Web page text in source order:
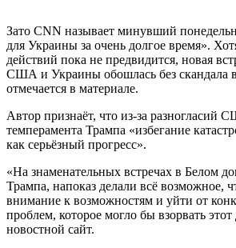
Зато CNN называет минувший
для Украины за очень долгое время».
действий пока не предвидится, новая
США и Украины обошлась без скандала
отмечается в материале.
Автор признаёт, что из-за разногласий
темперамента Трампа «избегание
как серьёзный прогресс».
«На знаменательных встречах в Белом
Трампа, напоказ делали всё возможное,
внимание к возможностям и уйти от
проблем, которое могло бы взорвать
новостной сайт.